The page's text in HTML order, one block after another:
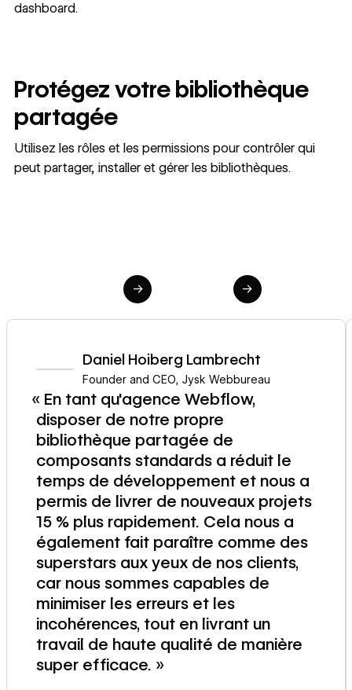
dashboard.
Protégez votre bibliothèque
partagée
Utilisez les rôles et les permissions pour contrôler qui
peut partager, installer et gérer les bibliothèques.
→ →
Daniel Hoiberg Lambrecht
Founder and CEO, Jysk Webbureau
« En tant qu'agence Webflow,
disposer de notre propre
bibliothèque partagée de
composants standards a réduit le
temps de développement et nous a
permis de livrer de nouveaux projets
15 % plus rapidement. Cela nous a
également fait paraître comme des
superstars aux yeux de nos clients,
car nous sommes capables de
minimiser les erreurs et les
incohérences, tout en livrant un
travail de haute qualité de manière
super efficace. »